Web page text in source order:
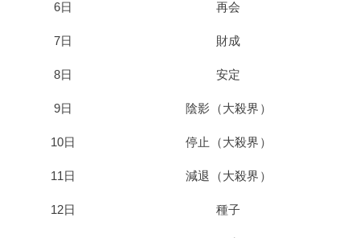
6日 再会
7日 財成
8日 安定
9日 陰影（大殺界）
10日 停止（大殺界）
11日 減退（大殺界）
12日 種子